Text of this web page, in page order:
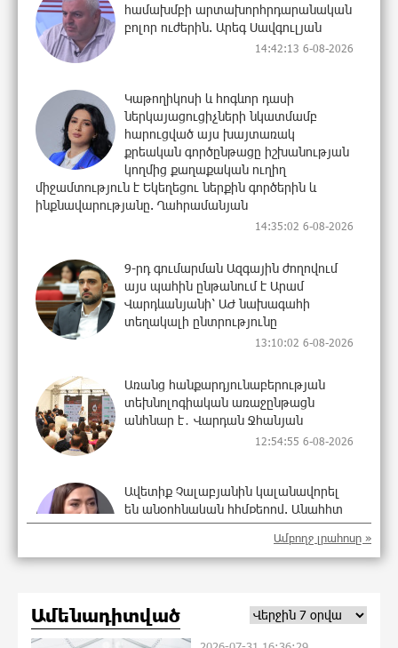
համախմբի արտախորհրդարանական
բոլոր ուժերին. Արեգ Սավգուլյան
14:42:13 6-08-2026
Կաթողիկոսի և հոգևոր դասի
ներկայացուցիչների նկատմամբ
հարուցված այս խայտառակ
քրեական գործընթացը իշխանության
կողմից քաղաքական ուղիղ
միջամտություն է Եկեղեցու ներքին գործերին և
ինքնավարությանը. Ղահրամանյան
14:35:02 6-08-2026
9-րդ գումարման Ազգային ժողովում
այս պահին ընթանում է Արամ
Վարդևանյանի՝ ԱԺ նախագահի
տեղակալի ընտրությունը
13:10:02 6-08-2026
Առանց հանքարդյունաբերության
տեխնոլոգիական առաջընթացն
անհնար է․ Վարդան Ջհանյան
12:54:55 6-08-2026
Ավետիք Չալաբյանին կալանավորել
են անօրինական հիմքերով. Անահիտ
Ադամյան
12:44:35 6-08-2026
սրբազանների կալանքը ապօրինի է
եղել. Արամ Վարդևանյան
Ամբողջ լրահոսը »
Ամենադիտված